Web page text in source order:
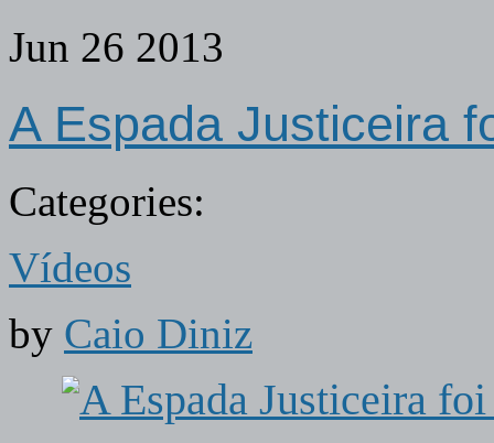
Jun 26 2013
A Espada Justiceira
Categories:
Vídeos
by Caio Diniz